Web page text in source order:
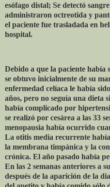
esófago distal; Se detectó
administraron octreotida y
el paciente fue trasladada en
hospital.
Debido a que la paciente
se obtuvo inicialmente de su
enfermedad celíaca le había
años, pero no seguía una dieta
había complicado por
se realizó por cesárea a las 33
menopausia había ocurrido
La otitis media recurrente
la membrana timpánica y la
crónica. El año pasado había
En las 2 semanas anteriores a
después de la aparición de la